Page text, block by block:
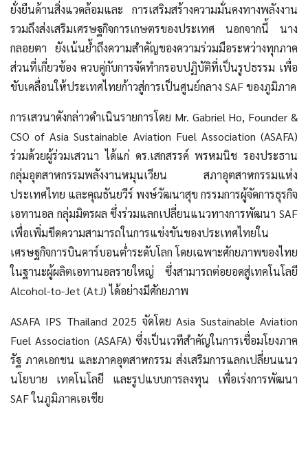
ยั่งยืนด้านสิ่งแวดล้อมและ การเสริมสร้างความมั่นคงทางพลังงาน
รวมถึงส่งเสริมเศรษฐกิจการเกษตรของประเทศ นอกจากนี้ นาง
กลอยตา ยังเน้นย้ำถึงความสำคัญของความร่วมมือระหว่างทุกภาค
ส่วนที่เกี่ยวข้อง ควบคู่กับการจัดทำกรอบปฏิบัติที่เป็นรูปธรรม เพื่อ
ขับเคลื่อนให้ประเทศไทยก้าวสู่การเป็นศูนย์กลาง SAF ของภูมิภาค
การเสวนาดังกล่าวดำเนินรายการโดย Mr. Gabriel Ho, Founder &
CSO of Asia Sustainable Aviation Fuel Association (ASAFA)
ร่วมด้วยผู้ร่วมเสวนา ได้แก่ ดร.เสกสรรค์ พรหมนิช รองประธาน
กลุ่มอุตสาหกรรมพลังงานหมุนเวียน สภาอุตสาหกรรมแห่ง
ประเทศไทย และคุณธันยวีร์ พงษ์วัฒนาสุข กรรมการผู้จัดการธุรกิจ
เอทานอล กลุ่มมิตรผล ซึ่งร่วมแลกเปลี่ยนแนวทางการพัฒนา SAF
เพื่อเพิ่มขีดความสามารถในการแข่งขันของประเทศไทยใน
เศรษฐกิจการบินคาร์บอนต่ำระดับโลก โดยเฉพาะศักยภาพของไทย
ในฐานะผู้ผลิตเอทานอลรายใหญ่ ซึ่งสามารถต่อยอดสู่เทคโนโลยี
Alcohol-to-Jet (AtJ) ได้อย่างมีศักยภาพ
ASAFA IPS Thailand 2025 จัดโดย Asia Sustainable Aviation
Fuel Association (ASAFA) ซึ่งเป็นเวทีสำคัญในการเชื่อมโยงภาค
รัฐ ภาคเอกชน และภาคอุตสาหกรรม ส่งเสริมการแลกเปลี่ยนแนว
นโยบาย เทคโนโลยี และรูปแบบการลงทุน เพื่อเร่งการพัฒนา
SAF ในภูมิภาคเอเชีย